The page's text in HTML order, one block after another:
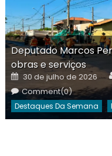
Deputado Marcos
obras e serviços
Posted
on
30 de julho de 2026
Comment(0)
Destaques Da Semana